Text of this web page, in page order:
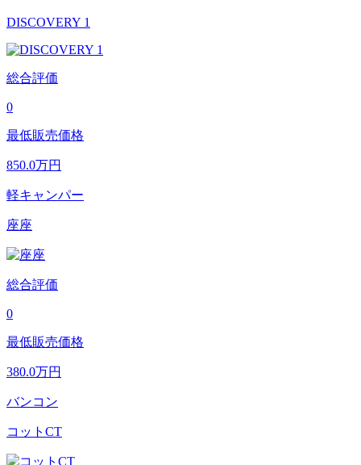
DISCOVERY 1
総合評価
0
最低販売価格
850.0万円
軽キャンパー
座座
総合評価
0
最低販売価格
380.0万円
バンコン
コットCT